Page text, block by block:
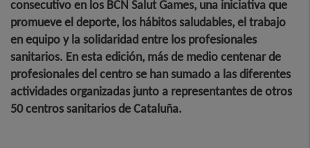
consecutivo en los BCN Salut Games, una iniciativa que
promueve el deporte, los hábitos saludables, el trabajo
en equipo y la solidaridad entre los profesionales
sanitarios. En esta edición, más de medio centenar de
profesionales del centro se han sumado a las diferentes
actividades organizadas junto a representantes de otros
50 centros sanitarios de Cataluña.